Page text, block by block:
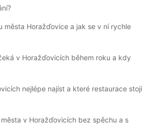
města Horažďovice a jak se v ní rychle
v Horažďovicích během roku a kdy
nejlépe najíst a které restaurace stojí
v Horažďovicích bez spěchu a s